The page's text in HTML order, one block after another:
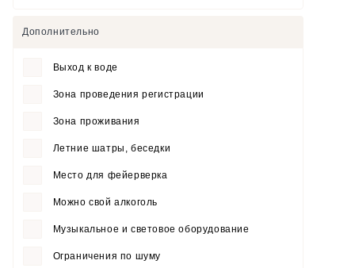
Дополнительно
Выход к воде
Зона проведения регистрации
Зона проживания
Летние шатры, беседки
Место для фейерверка
Можно свой алкоголь
Музыкальное и световое оборудование
Ограничения по шуму